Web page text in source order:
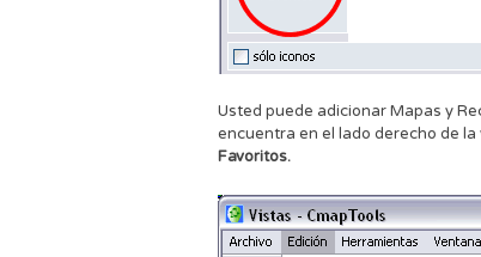
Usted puede adicionar Mapas y
encuentra en el lado derecho de
Favoritos.